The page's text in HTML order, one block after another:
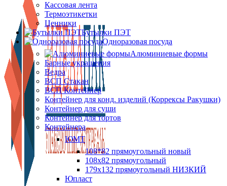
Кассовая лента
Термоэтикетки
Ценники
Бутылки ПЭТ
Одноразовая посуда
Алюминиевые формы
Барные украшения
Ведра
ВСП Стакан
ВСП Контейнер
Контейнер для конд. изделий (Коррексы Ракушки)
Контейнер для суши
Контейнер для тортов
Контейнера
ЮМТ
108*82 прямоугольный новый
108х82 прямоугольный
179х132 прямоугольный НИЗКИЙ
Юпласт